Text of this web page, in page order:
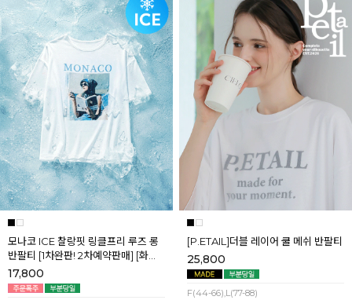
모나코 ICE 찰랑핏 링클프리 루즈 롱
반팔티 [1차완판! 2차예약판매] [화이
트] 8월첫째주 순차배송
17,800
[P.ETAIL]더블 레이어 쿨 메쉬 반팔티
25,800
F(44-66),L(77-88)